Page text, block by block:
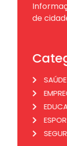
de
SAÚDE